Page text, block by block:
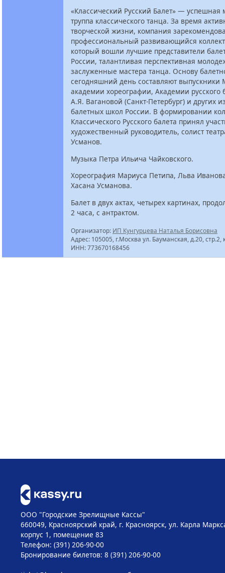
«Классический Русский Балет» — успешная
труппа классического танца. За время
творческой жизни, компания
профессиональный развивающийся
который вошли лучшие представители
России, талантливая перспективная
заслуженные мастера танца. Основу
сегодняшний день составляют выпускники
академии хореографии, Академии русского
А.Я. Вагановой (Санкт-Петербург) и других
балетных школ России. В формировании
Классического Русского балета принял
художественный руководитель, солист
Усманов.
Музыка Петра Ильича Чайковского.
Хореография Мариуса Петипа, Льва
Хасана Усманова.
Балет в двух актах, четырех картинах,
2 часа, с антрактом.
Организатор: ИП Кунгурцева Наталья Борисовна
Адрес: 105005, г.Москва ул. Бауманская, д.20, стр.2,
ИНН: 773670168456
ООО "Городские Зрелищные Кассы"
660049, Красноярский край, г. Красноярск, ул. Карла
корпус 1, помещение 83
Телефон: (391) 206-90-00
Бронирование билетов: 8 (391) 206-90-00